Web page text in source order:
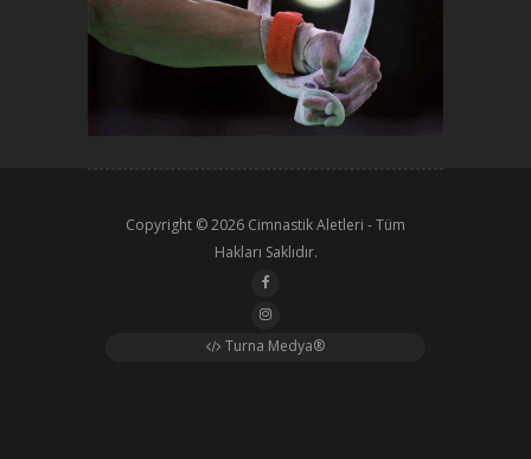
Copyright © 2026 Cimnastik Aletleri - Tüm
Hakları Saklıdır.
Turna Medya®